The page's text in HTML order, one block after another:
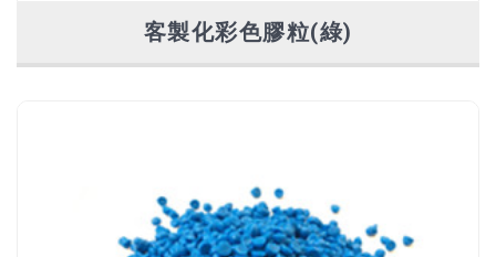
客製化彩色膠粒(綠)